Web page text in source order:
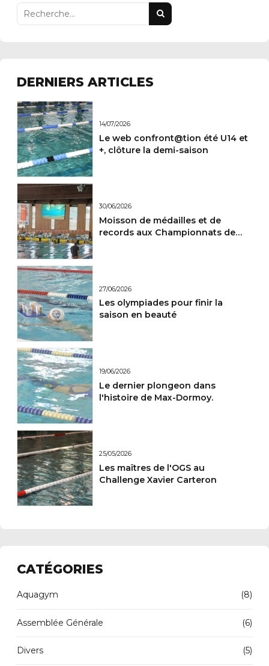
DERNIERS ARTICLES
14/07/2026
Le web confront@tion été U14 et
+, clôture la demi-saison
30/06/2026
Moisson de médailles et de
records aux Championnats de
27/06/2026
Les olympiades pour finir la
saison en beauté
19/06/2026
Le dernier plongeon dans
l'histoire de Max-Dormoy.
25/05/2026
Les maîtres de l'OGS au
Challenge Xavier Carteron
CATÉGORIES
Aquagym (8)
Assemblée Générale (6)
Divers (5)